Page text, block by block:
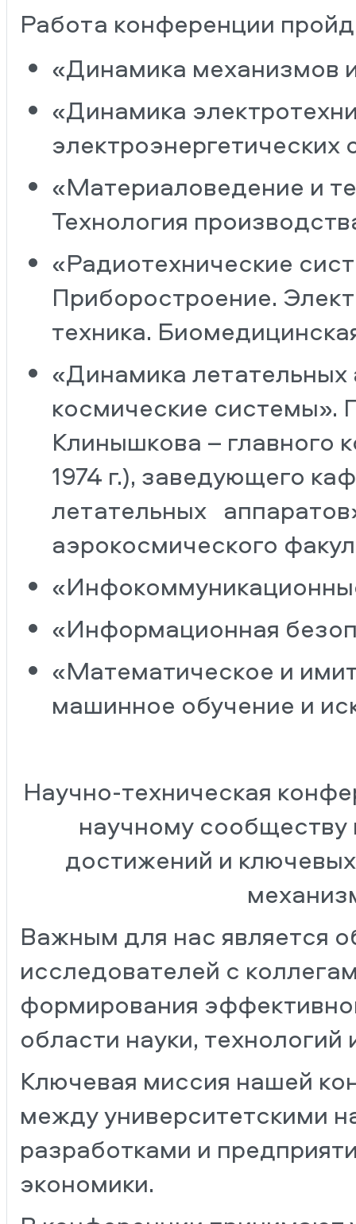
Работа конференции
«Динамика механизмов
«Динамика
«Материаловедение и
Технология
«Радиотехнические
Приборостроение.
техника.
«Динамика
космические системы».
Клинышкова – главного
1974 г.), заведующего
летательных
аэрокосмического
«Информационная
«Математическое и
машинное обучение и
Научно-техническая
научному
достижений и
Важным для нас является
исследователей с
формирования
области науки, технологий
Ключевая миссия нашей
между университетскими
разработками и
экономики.